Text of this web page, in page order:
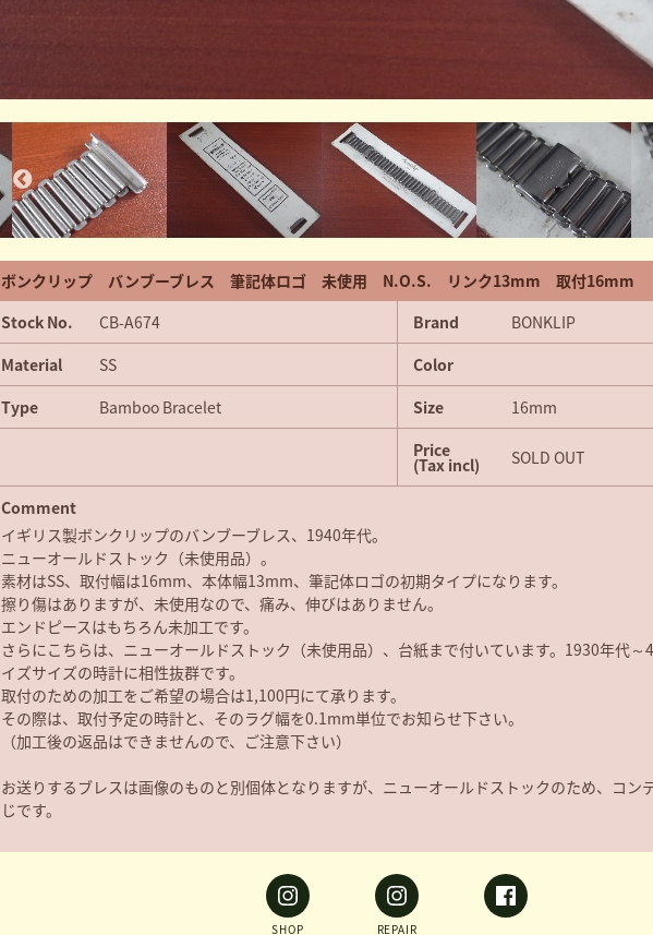
ボンクリップ バンブーブレス 筆記体ロゴ 未使用 N.O.S. リンク13mm 取付16mm
Stock No.
CB-A674 Brand
BONKLIP
Material
SS
Color
Type
Bamboo Bracelet Size
16mm
Price
(Tax incl) SOLD OUT
Comment
イギリス製ボンクリップのバンブーブレス、1940年代。
ニューオールドストック（未使用品）。
素材はSS、取付幅は16mm、本体幅13mm、筆記体ロゴの初期タイプになります。
擦り傷はありますが、未使用なので、痛み、伸びはありません。
エンドピースはもちろん未加工です。
さらにこちらは、ニューオールドストック（未使用品）、台紙まで付いています。1930年代～
イズサイズの時計に相性抜群です。
取付のための加工をご希望の場合は1,100円にて承ります。
その際は、取付予定の時計と、そのラグ幅を0.1mm単位でお知らせ下さい。
（加工後の返品はできませんので、ご注意下さい）
お送りするブレスは画像のものと別個体となりますが、ニューオールドストックのため、コン
じです。
SHOP REPAIR